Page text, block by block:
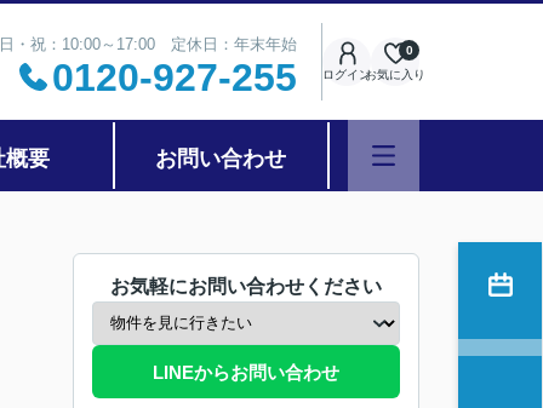
・祝：10:00～17:00 定休日：年末年始
0120-927-255 ログインお気に入り
0
概要 お問い合わせ
お気軽にお問い合わせください
LINEからお問い合わせ